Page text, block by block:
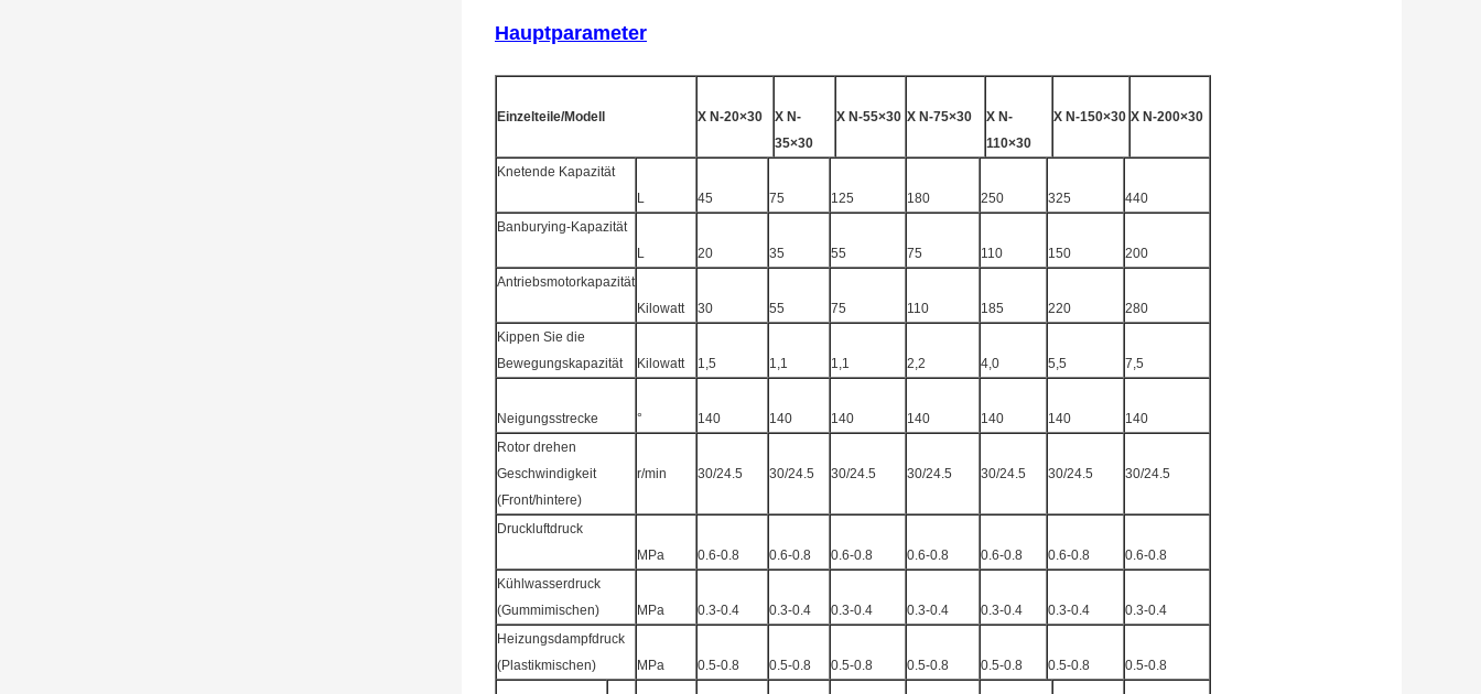
Hauptparameter
Einzelteile/Modell X N-20×30
X N-
35×30
X N-55×30 X N-75×30
X N-
110×30
X N-150×30 X N-200×30
Knetende Kapazität
L
45 75 125 180 250 325
440
Banburying-Kapazität
L
20 35 55 75 110 150
200
Antriebsmotorkapazität
Kilowatt
30 55 75 110 185 220
280
Kippen Sie die
Bewegungskapazität
Kilowatt 1,5 1,1 1,1 2,2 4,0 5,5 7,5
Neigungsstrecke ° 140 140 140 140 140 140
140
Rotor drehen
Geschwindigkeit
(Front/hintere)
r/min 30/24.5 30/24.5 30/24.5 30/24.5 30/24.5 30/24.5 30/24.5
Druckluftdruck
MPa
0.6-0.8 0.6-0.8 0.6-0.8 0.6-0.8 0.6-0.8 0.6-0.8
0.6-0.8
Kühlwasserdruck
(Gummimischen)
MPa 0.3-0.4 0.3-0.4 0.3-0.4 0.3-0.4 0.3-0.4 0.3-0.4
0.3-0.4
Heizungsdampfdruck
(Plastikmischen)
MPa 0.5-0.8 0.5-0.8 0.5-0.8 0.5-0.8 0.5-0.8 0.5-0.8 0.5-0.8